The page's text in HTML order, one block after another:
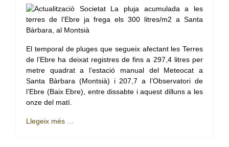
El temporal de pluges que segueix afectant les Terres
de l’Ebre ha deixat registres de fins a 297,4 litres per
metre quadrat a l’estació manual del Meteocat a
Santa Bàrbara (Montsià) i 207,7 a l’Observatori de
l’Ebre (Baix Ebre), entre dissabte i aquest dilluns a les
onze del matí.
Llegeix més …